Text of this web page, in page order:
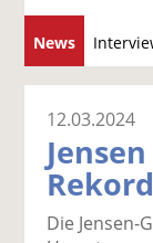
News
12.03.2024
Die Jensen-